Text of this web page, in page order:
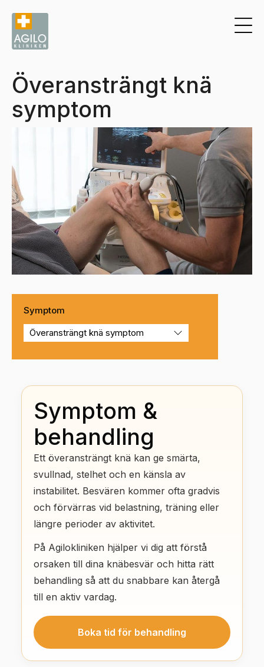
Överansträngt knä
symptom
Symptom
Symptom &
behandling
Ett överansträngt knä kan ge smärta,
svullnad, stelhet och en känsla av
instabilitet. Besvären kommer ofta gradvis
och förvärras vid belastning, träning eller
längre perioder av aktivitet.
På Agilokliniken hjälper vi dig att förstå
orsaken till dina knäbesvär och hitta rätt
behandling så att du snabbare kan återgå
till en aktiv vardag.
Boka tid för behandling